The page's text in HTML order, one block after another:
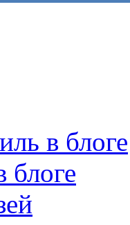
в блоге
блоге